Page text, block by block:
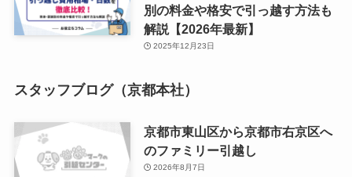
別の料金や格安で引っ越す方法も
解説【2026年最新】
2025年12月23日
スタッフブログ（京都本社）
京都市東山区から京都市右京区へ
のファミリー引越し
2026年8月7日